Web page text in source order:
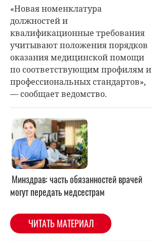
«Новая номенклатура
должностей и
квалификационные требования
учитывают положения порядков
оказания медицинской помощи
по соответствующим профилям и
профессиональных стандартов»,
— сообщает ведомство.
Минздрав: часть обязанностей врачей
могут передать медсестрам
ЧИТАТЬ МАТЕРИАЛ